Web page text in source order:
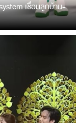
เชื่อมลูกบ้าน-